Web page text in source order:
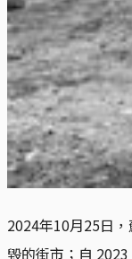
2024年10月25日
毀的街市；自